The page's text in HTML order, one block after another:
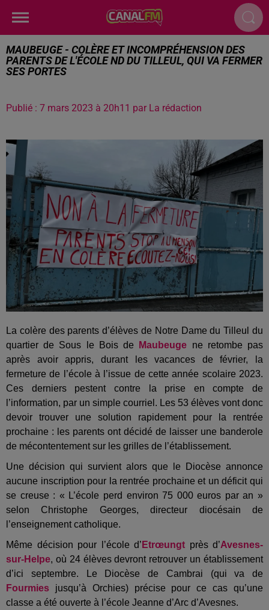
MAUBEUGE - COLÈRE ET INCOMPRÉHENSION DES
PARENTS DE L'ÉCOLE ND DU TILLEUL, QUI VA FERMER
SES PORTES
Publié : 7 mars 2023 à 20h11 par La rédaction
La colère des parents d’élèves de Notre Dame du Tilleul du
quartier de Sous le Bois de
Maubeuge ne retombe pas
après avoir appris, durant les vacances de février, la
fermeture de l’école à l’issue de cette année scolaire 2023.
Ces derniers pestent contre la prise en compte de
l’information, par un simple courriel. Les 53 élèves vont donc
devoir trouver une solution rapidement pour la rentrée
prochaine : les parents ont décidé de laisser une banderole
de mécontentement sur les grilles de l’établissement.
Une décision qui survient alors que le Diocèse annonce
aucune inscription pour la rentrée prochaine et un déficit qui
se creuse : « L’école perd environ 75 000 euros par an »
selon Christophe Georges, directeur diocésain de
l’enseignement catholique.
Même décision pour l’école d’ Etrœungt près d’Avesnes-
sur-Helpe, où 24 élèves devront retrouver un établissement
d’ici septembre. Le Diocèse de Cambrai (qui va de
Fourmies jusqu’à Orchies) précise pour ce cas qu’une
classe a été ouverte à l’école Jeanne d’Arc d’Avesnes.